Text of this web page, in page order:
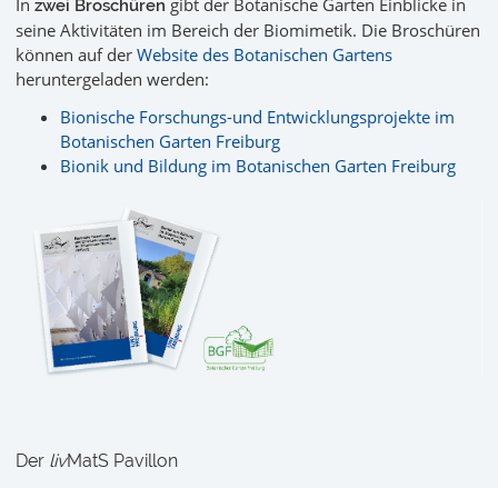
zwei Broschüren
seine Aktivitäten im Bereich der Biomimetik. Die Broschüren
können auf der Website des Botanischen Gartens
heruntergeladen werden:
Bionische Forschungs-und Entwicklungsprojekte im
Botanischen Garten Freiburg
Bionik und Bildung im Botanischen Garten Freiburg
Der livMatS Pavillon